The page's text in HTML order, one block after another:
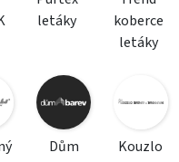
letáky
koberce
letáky
Dům
Kouzlo